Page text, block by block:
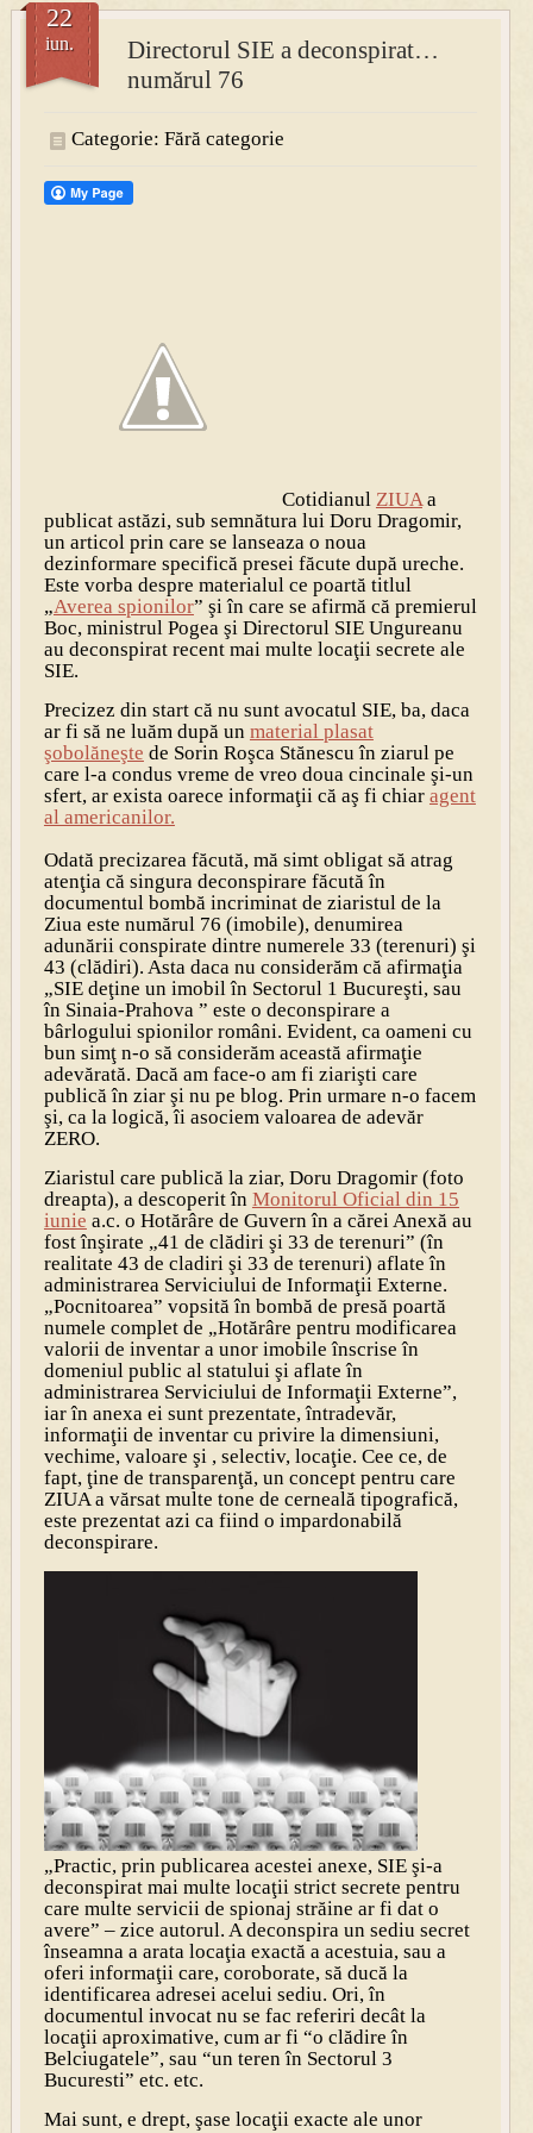
Directorul SIE a deconspirat…
numărul 76
22
iun.
Categorie: Fără categorie
Cotidianul ZIUAa
publicat astăzi, sub semnătura lui Doru Dragomir,
un articol prin care se lanseaza o noua
dezinformare specifică presei făcute după ureche.
Este vorba despre materialul ce poartă titlul
„Averea spionilor” şi în care se afirmă că premierul
Boc, ministrul Pogeaşi Directorul SIE Ungureanu
au deconspirat recent mai multe locaţii secrete ale
SIE.
Precizez din start că nu sunt avocatul SIE, ba, daca
ar fi să ne luăm după un material plasat
şobolăneşte de Sorin Roşca Stănescu în ziarul pe
care l-a condus vreme de vreo doua cincinale şi-un
sfert, ar exista oarece informaţii că aş fi chiar agent
al americanilor.
Odată precizarea făcută, mă simt obligat să atrag
atenţia că singura deconspirare făcută în
documentul bombă incriminat de ziaristul de la
Ziua este numărul 76 (imobile), denumirea
adunării conspirate dintre numerele 33 (terenuri) şi
43 (clădiri). Asta daca nu considerăm că afirmaţia
„SIE deţine un imobil în Sectorul 1 Bucureşti, sau
în Sinaia-Prahova” este o deconspirare a
bârlogului spionilor români. Evident, ca oameni cu
bun simţ n-o să considerăm această afirmaţie
adevărată. Dacă am face-o am fi ziarişti care
publică în ziar şi nu pe blog. Prin urmare n-o facem
şi, ca la logică, îi asociem valoarea de adevăr
ZERO.
Ziaristul care publică la ziar, Doru Dragomir(foto
dreapta), a descoperit în Monitorul Oficial din 15
iunie a.c. o Hotărâre de Guvern în a cărei Anexă au
fost înşirate „41 de clădiri şi 33 de terenuri” (în
realitate 43 de cladiri şi 33 de terenuri) aflate în
administrarea Serviciului de Informaţii Externe.
„Pocnitoarea” vopsită în bombă de presă poartă
numele complet de „Hotărâre pentru modificarea
valorii de inventar a unor imobile înscrise în
domeniul public al statului şi aflate în
administrarea Serviciului de Informaţii Externe”,
iar în anexa ei sunt prezentate, întradevăr,
informaţii de inventar cu privire la dimensiuni,
vechime, valoare şi , selectiv, locaţie. Cee ce, de
fapt, ţine de transparenţă, un concept pentru care
ZIUA a vărsat multe tone de cerneală tipografică,
este prezentat azi ca fiind o impardonabilă
deconspirare.
„Practic, prin publicarea acestei anexe, SIE şi-a
deconspirat mai multe locaţii strict secrete pentru
care multe servicii de spionaj străine ar fi dat o
avere” – zice autorul. A deconspira un sediu secret
înseamna a arata locaţia exactă a acestuia, sau a
oferi informaţii care, coroborate, să ducă la
identificarea adresei acelui sediu. Ori, în
documentul invocat nu se fac referiri decât la
locaţii aproximative, cum ar fi “o clădire în
Belciugatele”, sau “un teren în Sectorul 3
Bucuresti” etc. etc.
Mai sunt, e drept, şase locaţii exacte ale unor